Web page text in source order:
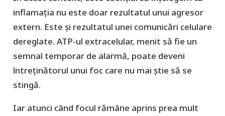
inflamația nu este doar rezultatul unui agresor
extern. Este și rezultatul unei comunicări celulare
dereglate. ATP-ul extracelular, menit să fie un
semnal temporar de alarmă, poate deveni
întreținătorul unui foc care nu mai știe să se
stingă.
Iar atunci când focul rămâne aprins prea mult